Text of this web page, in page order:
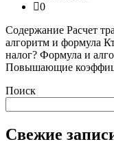
0
Содержание Расчет
алгоритм и формула
налог? Формула и
Повышающие
Поиск
Свежие